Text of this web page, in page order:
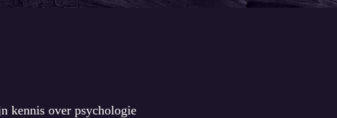
kennis over psychologie